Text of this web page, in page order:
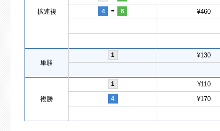
拡連複 4 = 6 ¥460
単勝
1 ¥130
複勝
1 ¥110
4 ¥170